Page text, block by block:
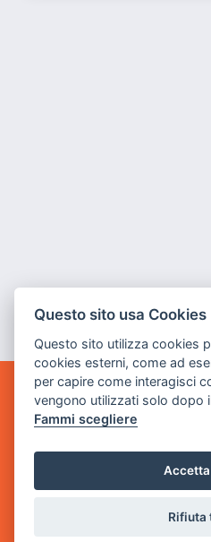
GAME WARP
BY POWER GAME SRL
via Villaggio dei Platani, 3
Questo sito usa Cookies
Questo sito utilizza cookies
cookies esterni, come ad
per capire come interagisci
vengono utilizzati solo dopo
Fammi scegliere
Rifiuta